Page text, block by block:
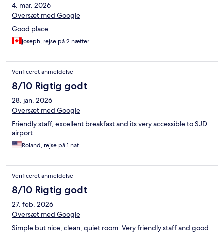
4. mar. 2026
Oversæt med Google
Good place
joseph, rejse på 2 nætter
Verificeret anmeldelse
8/10 Rigtig godt
28. jan. 2026
Oversæt med Google
Friendly staff, excellent breakfast and its very accessible to SJD
airport
Roland, rejse på 1 nat
Verificeret anmeldelse
8/10 Rigtig godt
27. feb. 2026
Oversæt med Google
Simple but nice, clean, quiet room. Very friendly staff and good